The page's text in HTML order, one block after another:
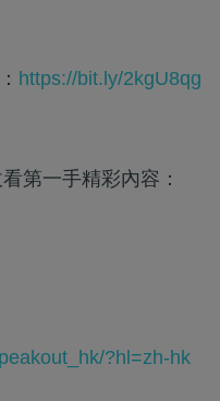
https://bit.ly/2kgU8qg
第一手精彩內容：
?hl=zh-hk